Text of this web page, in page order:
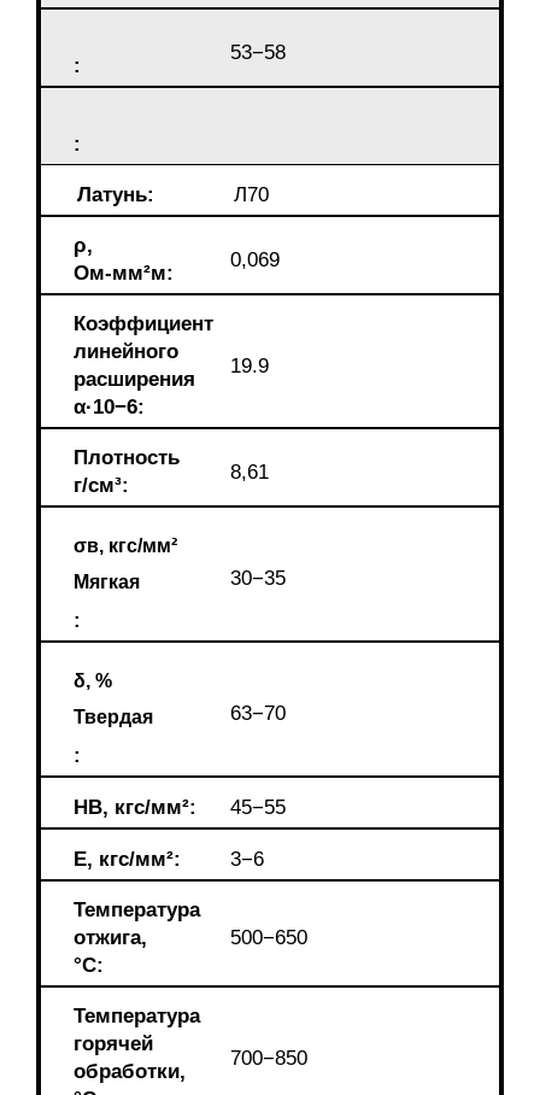
:
53−58
:
Латунь: Л70
ρ,
Ом-мм²м:
0,069
Коэффициент
линейного
расширения
α·10−6:
19.9
Плотность
г/см³:
8,61
σв, кгс/мм²
Мягкая
:
30−35
δ, %
Твердая
:
63−70
HB, кгс/мм²: 45−55
E, кгс/мм²: 3−6
Температура
отжига,
°С:
500−650
Температура
горячей
обработки,
700−850